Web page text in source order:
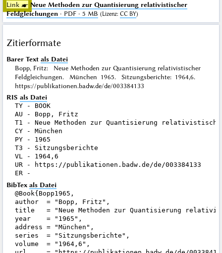
Link ☛ Neue Methoden zur Quantisierung relativistischer
Feldgleichungen· PDF · 5 MB (Lizenz: CC BY)
Zitierformate
Barer Text als Datei
Bopp, Fritz: Neue Methoden zur Quantisierung relativistischer
Feldgleichungen. München 1965. Sitzungsberichte: 1964,6.
https://publikationen.badw.de/de/003384133
RIS als Datei
TY - BOOK
AU - Bopp, Fritz
T1 - Neue Methoden zur Quantisierung
CY - München
PY - 1965
T3 - Sitzungsberichte
VL - 1964,6
UR - https://publikationen.badw.de/de/003384133
BibTex als Datei
@Book{Bopp1965,
author  = "Bopp, Fritz",
title   = "Neue Methoden zur Quantisierung
year    = "1965",
address = "München",
series  = "Sitzungsberichte",
volume  = "1964,6",